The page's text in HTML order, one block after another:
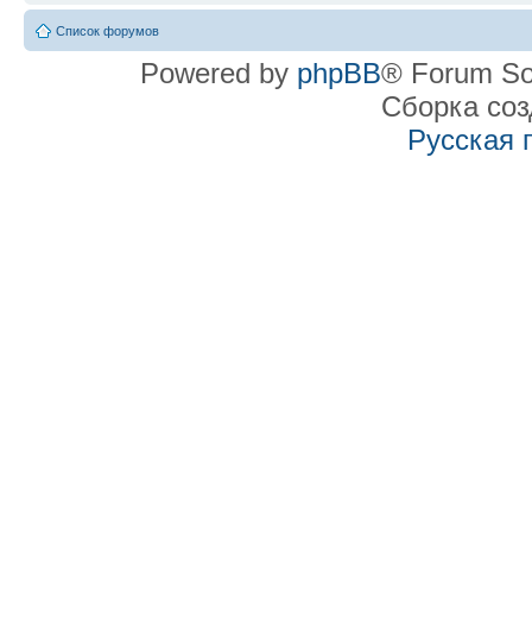
Список форумов
Powered by phpBB® Forum
Сборка
Русская